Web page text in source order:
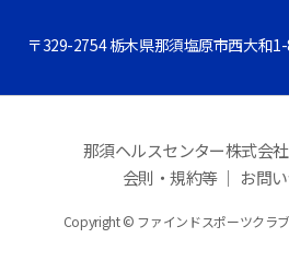
〒329-2754 栃木県那須塩原市西大和
那須ヘルスセンター株式会社
会則・規約等 ｜ お問
Copyright © ファインドスポーツクラブ